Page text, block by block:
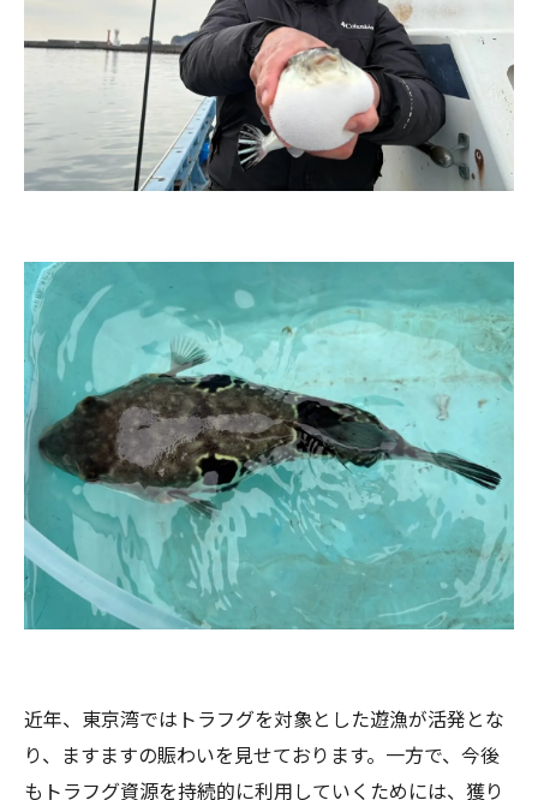
近年、東京湾ではトラフグを対象とした遊漁が活発とな
り、ますますの賑わいを見せております。一方で、今後
もトラフグ資源を持続的に利用していくためには、獲り